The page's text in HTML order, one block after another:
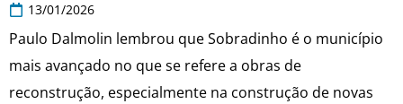
13/01/2026
Paulo Dalmolin lembrou que Sobradinho é o município
mais avançado no que se refere a obras de
reconstrução, especialmente na construção de novas